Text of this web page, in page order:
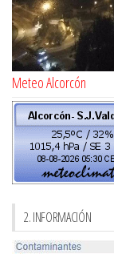
Meteo Alcorcón
2. INFORMACIÓN